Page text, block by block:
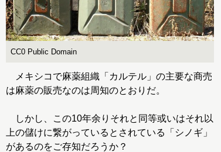
CC0 Public Domain
メキシコで麻薬組織「カルテル」の主要な商売
は麻薬の販売なのは周知のとおりだ。
しかし、この10年余りそれと同等或いはそれ以
上の儲けに繋がっているとされている「シノギ」
があるのをご存知だろうか？